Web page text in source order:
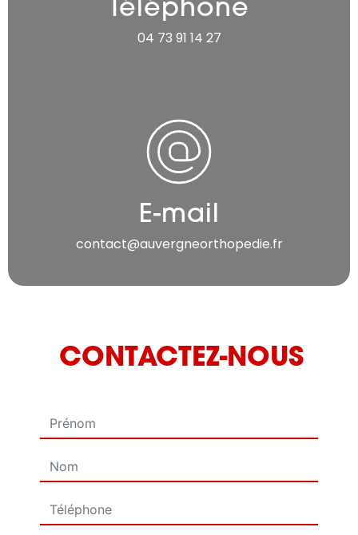
Téléphone
04 73 91 14 27
E-mail
contact@auvergneorthopedie.fr
CONTACTEZ-NOUS